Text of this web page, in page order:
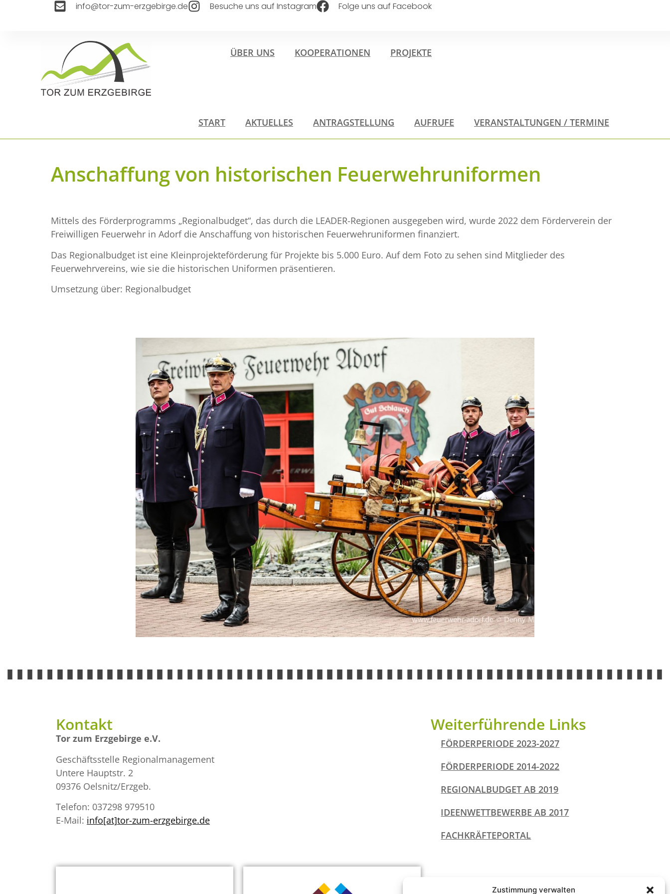
Zustimmung verwalten
info@tor-zum-erzgebirge.de Besuche uns auf Instagram Folge uns auf Facebook
ÜBER UNS KOOPERATIONEN PROJEKTE
START AKTUELLES ANTRAGSTELLUNG AUFRUFE VERANSTALTUNGEN / TERMINE
Anschaffung von historischen Feuerwehruniformen
Mittels des Förderprogramms „Regionalbudget“, das durch die LEADER-Regionen ausgegeben wird, wurde 2022 dem Förderverein der
Freiwilligen Feuerwehr in Adorf die Anschaffung von historischen Feuerwehruniformen finanziert.
Das Regionalbudget ist eine Kleinprojekteförderung für Projekte bis 5.000 Euro. Auf dem Foto zu sehen sind Mitglieder des
Feuerwehrvereins, wie sie die historischen Uniformen präsentieren.
Umsetzung über: Regionalbudget
Kontakt
Tor zum Erzgebirge e.V.
Geschäftsstelle Regionalmanagement
Untere Hauptstr. 2
09376 Oelsnitz/Erzgeb.
Telefon: 037298 979510
E-Mail: info[at]tor-zum-erzgebirge.de
Weiterführende Links
FÖRDERPERIODE 2023-2027
FÖRDERPERIODE 2014-2022
REGIONALBUDGET AB 2019
IDEENWETTBEWERBE AB 2017
FACHKRÄFTEPORTAL